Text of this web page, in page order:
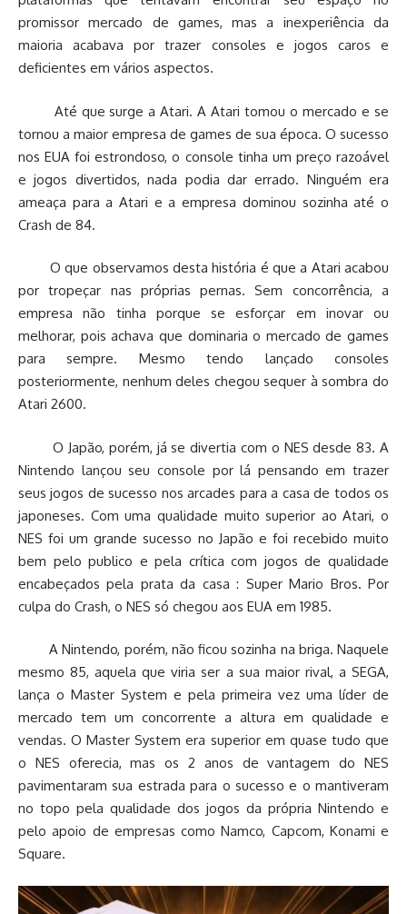
promissor mercado de games, mas a inexperiência da
maioria acabava por trazer consoles e jogos caros e
deficientes em vários aspectos.
Até que surge a Atari. A Atari tomou o mercado e se
tornou a maior empresa de games de sua época. O sucesso
nos EUA foi estrondoso, o console tinha um preço razoável
e jogos divertidos, nada podia dar errado. Ninguém era
ameaça para a Atari e a empresa dominou sozinha até o
Crash de 84.
O que observamos desta história é que a Atari acabou
por tropeçar nas próprias pernas. Sem concorrência, a
empresa não tinha porque se esforçar em inovar ou
melhorar, pois achava que dominaria o mercado de games
para sempre. Mesmo tendo lançado consoles
posteriormente, nenhum deles chegou sequer à sombra do
Atari 2600.
O Japão, porém, já se divertia com o NES desde 83. A
Nintendo lançou seu console por lá pensando em trazer
seus jogos de sucesso nos arcades para a casa de todos os
japoneses. Com uma qualidade muito superior ao Atari, o
NES foi um grande sucesso no Japão e foi recebido muito
bem pelo publico e pela crítica com jogos de qualidade
encabeçados pela prata da casa : Super Mario Bros. Por
culpa do Crash, o NES só chegou aos EUA em 1985.
A Nintendo, porém, não ficou sozinha na briga. Naquele
mesmo 85, aquela que viria ser a sua maior rival, a SEGA,
lança o Master System e pela primeira vez uma líder de
mercado tem um concorrente a altura em qualidade e
vendas. O Master System era superior em quase tudo que
o NES oferecia, mas os 2 anos de vantagem do NES
pavimentaram sua estrada para o sucesso e o mantiveram
no topo pela qualidade dos jogos da própria Nintendo e
pelo apoio de empresas como Namco, Capcom, Konami e
Square.